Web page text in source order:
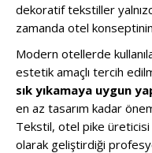
dekoratif tekstiller
zamanda otel
Modern otellerde
estetik amaçlı tercih
sık yıkamaya uygun
en az tasarım kadar
Tekstil, otel pike
olarak geliştirdiği